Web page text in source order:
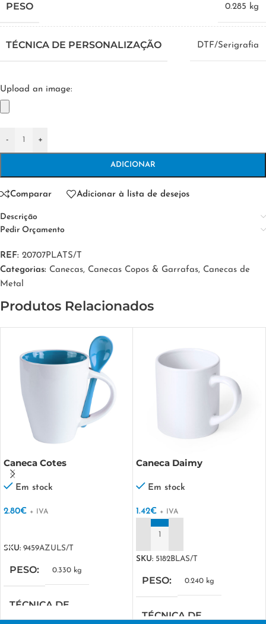
PESO 0.285 kg
TÉCNICA DE PERSONALIZAÇÃO DTF/Serigrafia
Upload an image:
- +
ADICIONAR
Comparar Adicionar à lista de desejos
Descrição
Pedir Orçamento
REF: 20707PLATS/T
Categorias: Canecas, Canecas Copos & Garrafas, Canecas de
Metal
Produtos Relacionados
Caneca Cotes
Em stock
2.80€ + IVA
SKU: 9459AZULS/T
PESO 0.330 kg
TÉCNICA DE
PERSONALIZAÇÃO
Caneca Daimy
Em stock
1.42€ + IVA
SKU: 5182BLAS/T
PESO 0.240 kg
TÉCNICA DE